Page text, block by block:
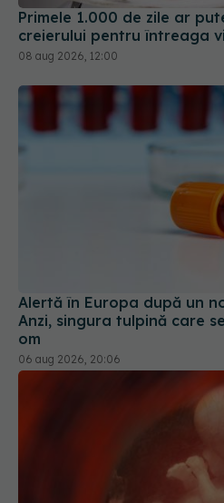
Primele 1.000 de zile ar
creierului pentru întreaga
08 aug 2026, 12:00
Alertă în Europa după un
Anzi, singura tulpină care
om
06 aug 2026, 20:06